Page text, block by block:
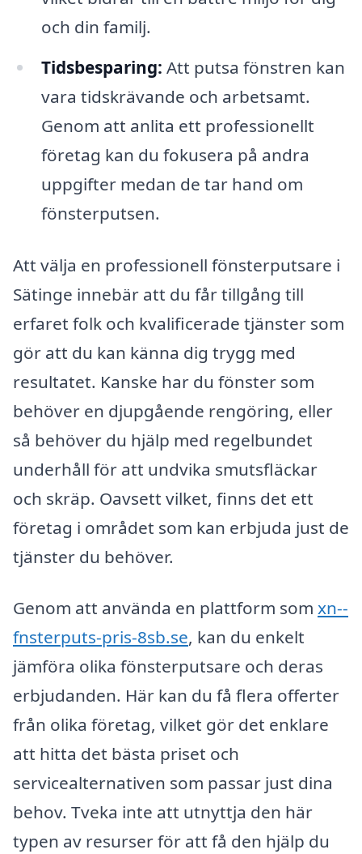
och din familj.
Tidsbesparing: Att putsa fönstren kan
vara tidskrävande och arbetsamt.
Genom att anlita ett professionellt
företag kan du fokusera på andra
uppgifter medan de tar hand om
fönsterputsen.
Att välja en professionell fönsterputsare i
Sätinge innebär att du får tillgång till
erfaret folk och kvalificerade tjänster som
gör att du kan känna dig trygg med
resultatet. Kanske har du fönster som
behöver en djupgående rengöring, eller
så behöver du hjälp med regelbundet
underhåll för att undvika smutsfläckar
och skräp. Oavsett vilket, finns det ett
företag i området som kan erbjuda just de
tjänster du behöver.
Genom att använda en plattform som xn--
fnsterputs-pris-8sb.se, kan du enkelt
jämföra olika fönsterputsare och deras
erbjudanden. Här kan du få flera offerter
från olika företag, vilket gör det enklare
att hitta det bästa priset och
servicealternativen som passar just dina
behov. Tveka inte att utnyttja den här
typen av resurser för att få den hjälp du